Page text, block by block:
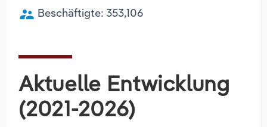
supervisor_account Beschäftigte: 353,106
Aktuelle Entwicklung
(2021-2026)